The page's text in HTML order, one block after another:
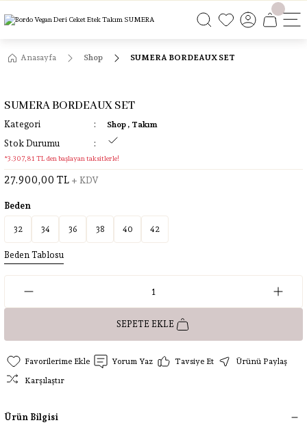
ÜCRETSİZ KARGO
Anasayfa Shop SUMERA BORDEAUX SET
SUMERA BORDEAUX SET
Kategori Shop , Takım
Stok Durumu
*3.307,81 TL den başlayan taksitlerle!
27.900,00 TL + KDV
Beden
32 34 36 38 40 42
Beden Tablosu
SEPETE EKLE
Yorum Yaz Tavsiye Et
Ürünü Paylaş
Karşılaştır
Ürün Bilgisi